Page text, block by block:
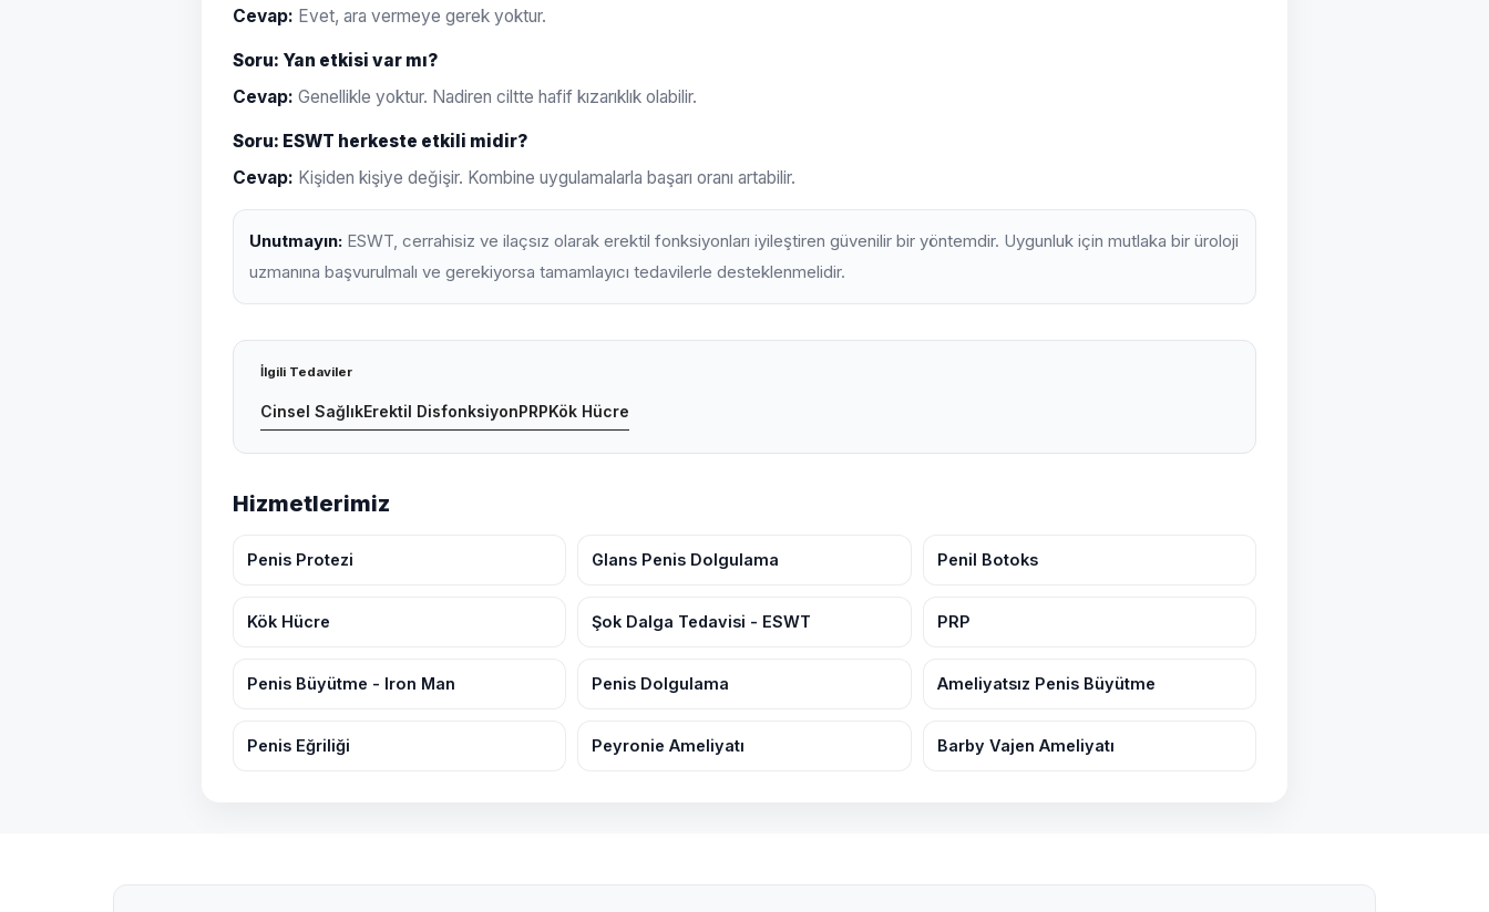
Cevap: Evet, ara vermeye gerek yoktur.
Soru: Yan etkisi var mı?
Cevap: Genellikle yoktur. Nadiren ciltte hafif kızarıklık olabilir.
Soru: ESWT herkeste etkili midir?
Cevap: Kişiden kişiye değişir. Kombine uygulamalarla başarı oranı artabilir.
Unutmayın: ESWT, cerrahisiz ve ilaçsız olarak erektil fonksiyonları iyileştiren güvenilir bir yöntemdir. Uygunluk için mutlaka bir üroloji
uzmanına başvurulmalı ve gerekiyorsa tamamlayıcı tedavilerle desteklenmelidir.
İlgili Tedaviler
Cinsel SağlıkErektil DisfonksiyonPRPKök Hücre
Hizmetlerimiz
Penis Protezi Glans Penis Dolgulama Penil Botoks
Kök Hücre Şok Dalga Tedavisi - ESWT PRP
Penis Büyütme - Iron Man Penis Dolgulama Ameliyatsız Penis Büyütme
Penis Eğriliği Peyronie Ameliyatı Barby Vajen Ameliyatı